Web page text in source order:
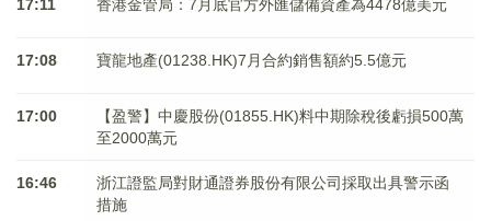
17:11 香港金管局：7月底官方外匯儲備資產為4478億美元
17:08 寶龍地產(01238.HK)7月合約銷售額約5.5億元
17:00
【盈警】中慶股份(01855.HK)料中期除稅後虧損500萬
至2000萬元
16:46
浙江證監局對財通證券股份有限公司採取出具警示函
措施